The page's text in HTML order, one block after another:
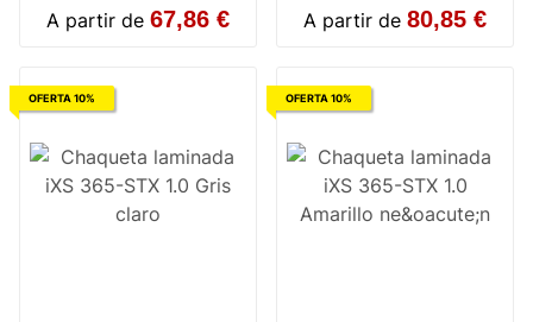
A partir de 67,86 € A partir de 80,85 €
OFERTA 10% OFERTA 10%